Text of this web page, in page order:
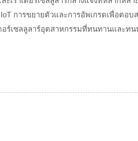
การขยายตัวและการอัพเกรดเพื่อต
อร์เซลลูลาร์อุตสาหกรรมที่ทนทานและท